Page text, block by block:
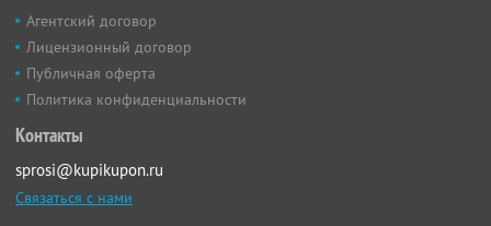
Агентский договор
Лицензионный договор
Публичная оферта
Политика конфиденциальности
Контакты
sprosi@kupikupon.ru
Связаться с нами